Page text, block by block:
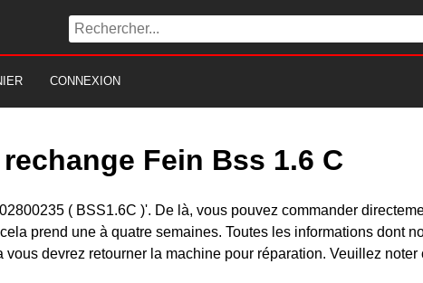
CONNEXION
Fein Bss 1.6 C
( BSS1.6C )'. De là, vous pouvez commander
prend une à quatre semaines. Toutes les informations dont
devrez retourner la machine pour réparation. Veuillez